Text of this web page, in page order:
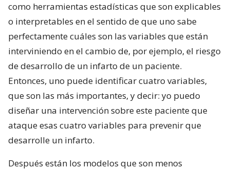
como herramientas estadísticas que son explicables
o interpretables en el sentido de que uno sabe
perfectamente cuáles son las variables que están
interviniendo en el cambio de, por ejemplo, el riesgo
de desarrollo de un infarto de un paciente.
Entonces, uno puede identificar cuatro variables,
que son las más importantes, y decir: yo puedo
diseñar una intervención sobre este paciente que
ataque esas cuatro variables para prevenir que
desarrolle un infarto.
Después están los modelos que son menos